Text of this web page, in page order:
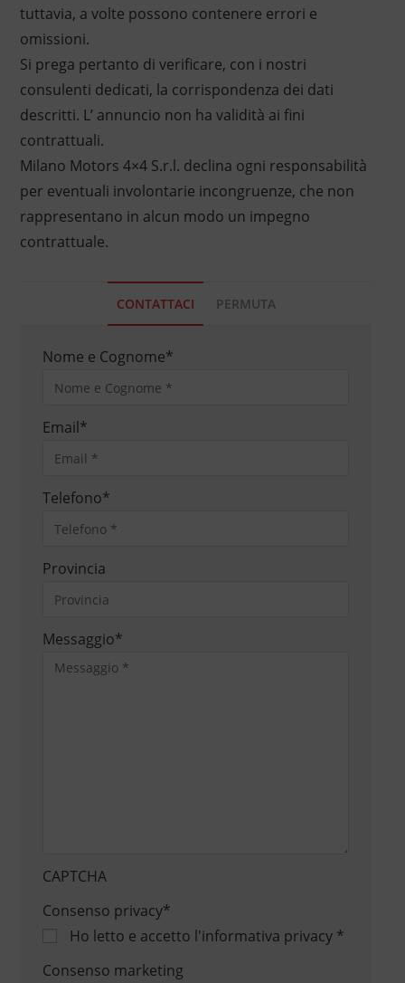
tuttavia, a volte possono contenere errori e
omissioni.
Si prega pertanto di verificare, con i nostri
consulenti dedicati, la corrispondenza dei dati
descritti. L’ annuncio non ha validità ai fini
contrattuali.
Milano Motors 4×4 S.r.l. declina ogni responsabilità
per eventuali involontarie incongruenze, che non
rappresentano in alcun modo un impegno
contrattuale.
CONTATTACI PERMUTA
Nome e Cognome*
Email*
Telefono*
Provincia
Messaggio*
CAPTCHA
Consenso privacy*
Ho letto e accetto l'informativa privacy*
Consenso marketing